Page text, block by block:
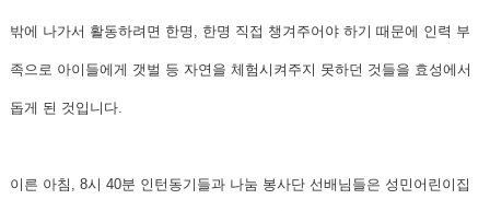
밖에 나가서 활동하려면 한명, 한명 직접 챙겨주어야 하기 때문에 인력 부
족으로 아이들에게 갯벌 등 자연을 체험시켜주지 못하던 것들을 효성에서
돕게 된 것입니다.
이른 아침, 8시 40분 인턴동기들과 나눔 봉사단 선배님들은 성민어린이집